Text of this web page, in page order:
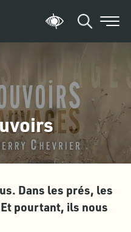
Dans les prés, les
pourtant, ils nous